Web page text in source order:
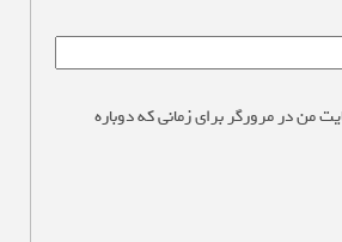
من در مرورگر برای زمانی که دوباره